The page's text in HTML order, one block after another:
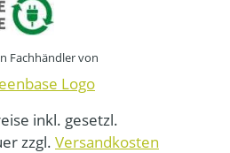
Fachhändler von
inkl. gesetzl.
zzgl. Versandkosten